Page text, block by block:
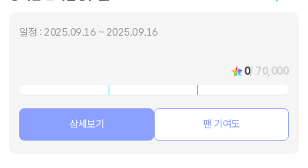
일정 : 2025.09.16 ~ 2025.09.16
0/ 70,000
상세보기 팬 기여도